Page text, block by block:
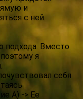
и
с ней.
подхода. Вместо
я
себя
А) -> Ее